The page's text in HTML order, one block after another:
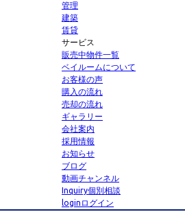
管理
建築
賃貸
サービス
販売中物件一覧
ベイルームについて
お客様の声
購入の流れ
売却の流れ
ギャラリー
会社案内
採用情報
お知らせ
ブログ
動画チャンネル
Inquiry個別相談
login ログイン